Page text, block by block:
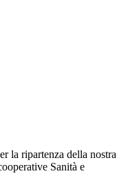
la ripartenza della nostra
Sanità e